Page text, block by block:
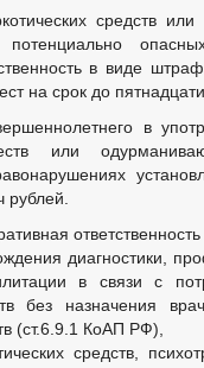
средств
в виде
на срок до
в
или
рублей.
диагностики,
в связи с
без назначения
(ст.6.9.1 КоАП РФ),
средств,